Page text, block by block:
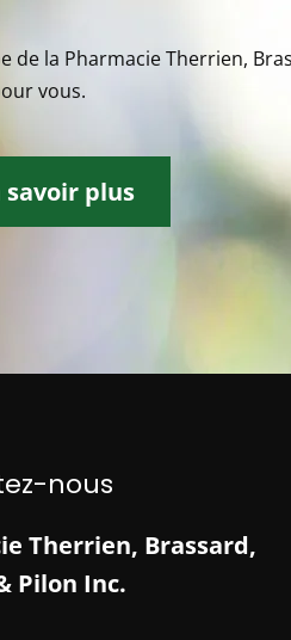
de la Pharmacie Therrien,
vous.
savoir plus
nous
Therrien, Brassard,
Pilon Inc.